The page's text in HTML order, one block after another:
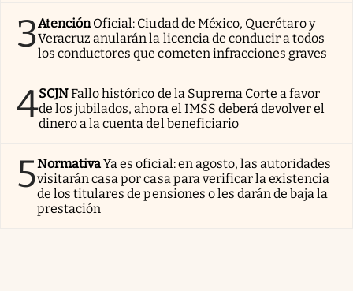
3AtenciónOficial: Ciudad de México, Querétaro y
Veracruz anularán la licencia de conducir a todos
los conductores que cometen infracciones graves
4SCJNFallo histórico de la Suprema Corte a favor
de los jubilados, ahora el IMSS deberá devolver el
dinero a la cuenta del beneficiario
5NormativaYa es oficial: en agosto, las autoridades
visitarán casa por casa para verificar la existencia
de los titulares de pensiones o les darán de baja la
prestación